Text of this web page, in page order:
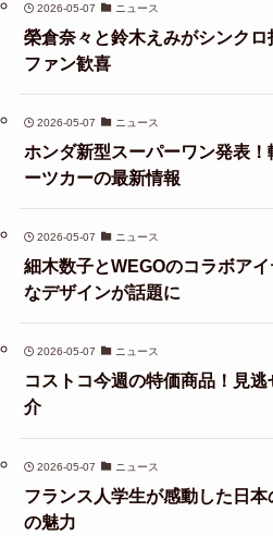
2026-05-07 ニュース
榮倉奈々と鈴木えみがシンク
ファン歓喜
2026-05-07 ニュース
ホンダ新型スーパーワン発表
ーツカーの最新情報
2026-05-07 ニュース
細木数子とWEGOのコラボア
なデザインが話題に
2026-05-07 ニュース
コストコ今週の特価商品！見
介
2026-05-07 ニュース
フランス人学生が感動した日
の魅力